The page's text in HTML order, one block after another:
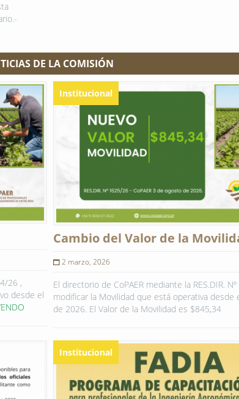
DE LA COMISIÓN
26 ,
desde el
Institucional
Cambio del Valor de la
2 marzo, 2026
El directorio de CoPAER mediante la RES.DIR.
modificar la Movilidad que está operativa desde
de 2026. El Valor de la Movilidad es $845,34
Institucional